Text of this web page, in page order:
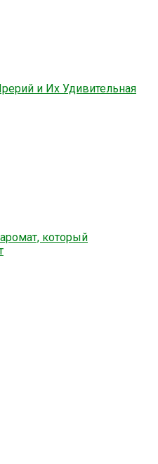
и Их Удивительная
который